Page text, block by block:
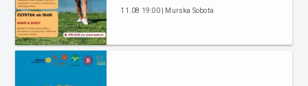
11.08 19:00 | Murska Sobota